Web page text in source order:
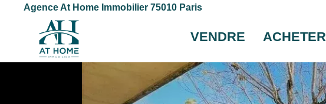
Agence At Home Immobilier 75010 Paris
VENDRE ACHETER